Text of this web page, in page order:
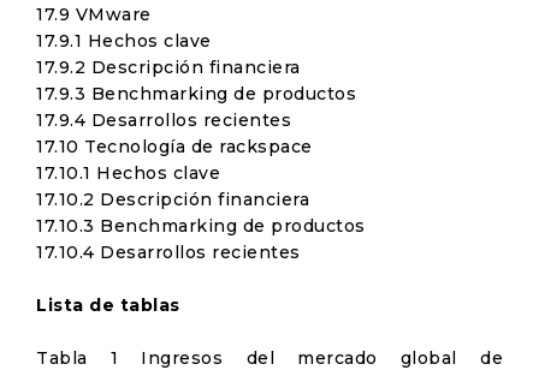
17.9 VMware
17.9.1 Hechos clave
17.9.2 Descripción financiera
17.9.3 Benchmarking de productos
17.9.4 Desarrollos recientes
17.10 Tecnología de rackspace
17.10.1 Hechos clave
17.10.2 Descripción financiera
17.10.3 Benchmarking de productos
17.10.4 Desarrollos recientes
Lista de tablas
Tabla 1 Ingresos del mercado global de